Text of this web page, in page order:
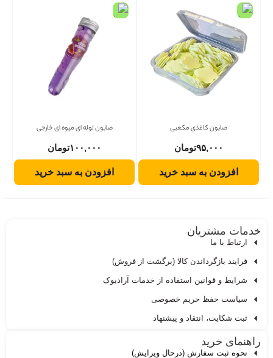
صابون کاغذی مکعبی
۹۵,۰۰۰تومان
افزودن به سبد خرید
صابون لوله ای میوه ای خارجی
۱۰۰,۰۰۰تومان
افزودن به سبد خرید
خدمات مشتریان
ارتباط با ما
فرایند بازگرداندن کالا (برگشت از فروش)
شرایط و قوانین استفاده از خدمات آرادبوک
سیاست حفظ حریم خصوصی
ثبت شکایت، انتقاد و پیشنهاد
راهنمای خرید
نحوه ثبت سفارش (درحال ویرایش)